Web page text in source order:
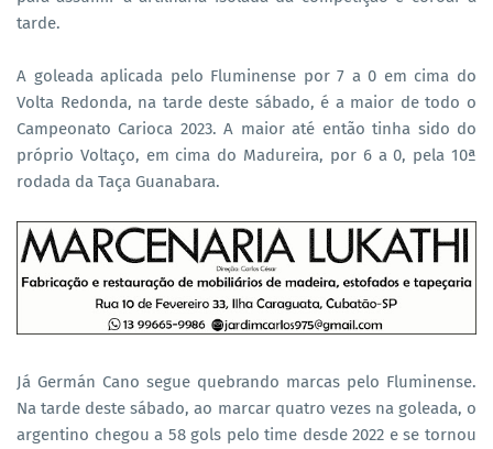
tarde.
A goleada aplicada pelo Fluminense por 7 a 0 em cima do
Volta Redonda, na tarde deste sábado, é a maior de todo o
Campeonato Carioca 2023. A maior até então tinha sido do
próprio Voltaço, em cima do Madureira, por 6 a 0, pela 10ª
rodada da Taça Guanabara.
Já Germán Cano segue quebrando marcas pelo Fluminense.
Na tarde deste sábado, ao marcar quatro vezes na goleada, o
argentino chegou a 58 gols pelo time desde 2022 e se tornou